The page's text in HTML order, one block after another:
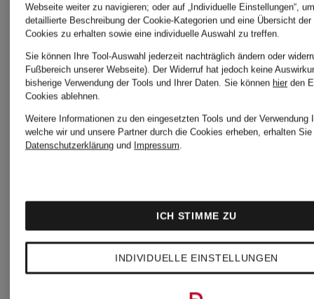
darling
harbour
Chelsea
Boots
DOUCAL'S
Chelsea
green
Chelsea
Boots
green
Cowboy
Webseite weiter zu navigieren; oder auf „Individuelle Einstellungen“,
detaillierte Beschreibung der Cookie-Kategorien und eine Übersicht
Cookies zu erhalten sowie eine individuelle Auswahl zu treffen.
Sie können Ihre Tool-Auswahl jederzeit nachträglich ändern oder
Fußbereich unserer Webseite). Der Widerruf hat jedoch keine
bisherige Verwendung der Tools und Ihrer Daten. Sie können hier den
Cookies ablehnen.
Weitere Informationen zu den eingesetzten Tools und der Verwendung
welche wir und unsere Partner durch die Cookies erheben, erhalten
Datenschutzerklärung und Impressum.
INDIVIDUELLE EINSTELLUNGEN
ICH STIMME ZU